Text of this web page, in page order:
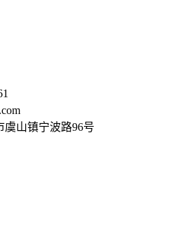
山镇宁波路96号